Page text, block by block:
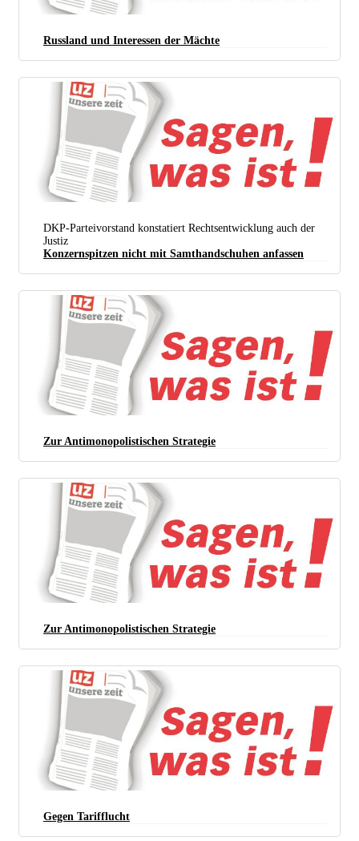
Russland und Interessen der Mächte
DKP-Parteivorstand konstatiert Rechtsentwicklung auch der
Justiz
Konzernspitzen nicht mit Samthandschuhen anfassen
Zur Antimonopolistischen Strategie
Zur Antimonopolistischen Strategie
Gegen Tarifflucht